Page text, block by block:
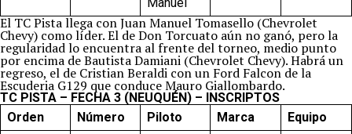
El TC Pista llega con Juan Manuel Tomasello (Chevrolet
Chevy) como líder. El de Don Torcuato aún no ganó, pero la
regularidad lo encuentra al frente del torneo, medio punto
por encima de Bautista Damiani (Chevrolet Chevy). Habrá un
regreso, el de Cristian Beraldi con un Ford Falcon de la
Escuderia G129 que conduce Mauro Giallombardo.
TC PISTA – FECHA 3 (NEUQUÉN) – INSCRIPTOS
Orden
Número Piloto Marca
Equipo